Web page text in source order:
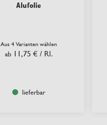
Alufolie
Aus 4 Varianten wählen
ab 11,75 € / Rl.
lieferbar